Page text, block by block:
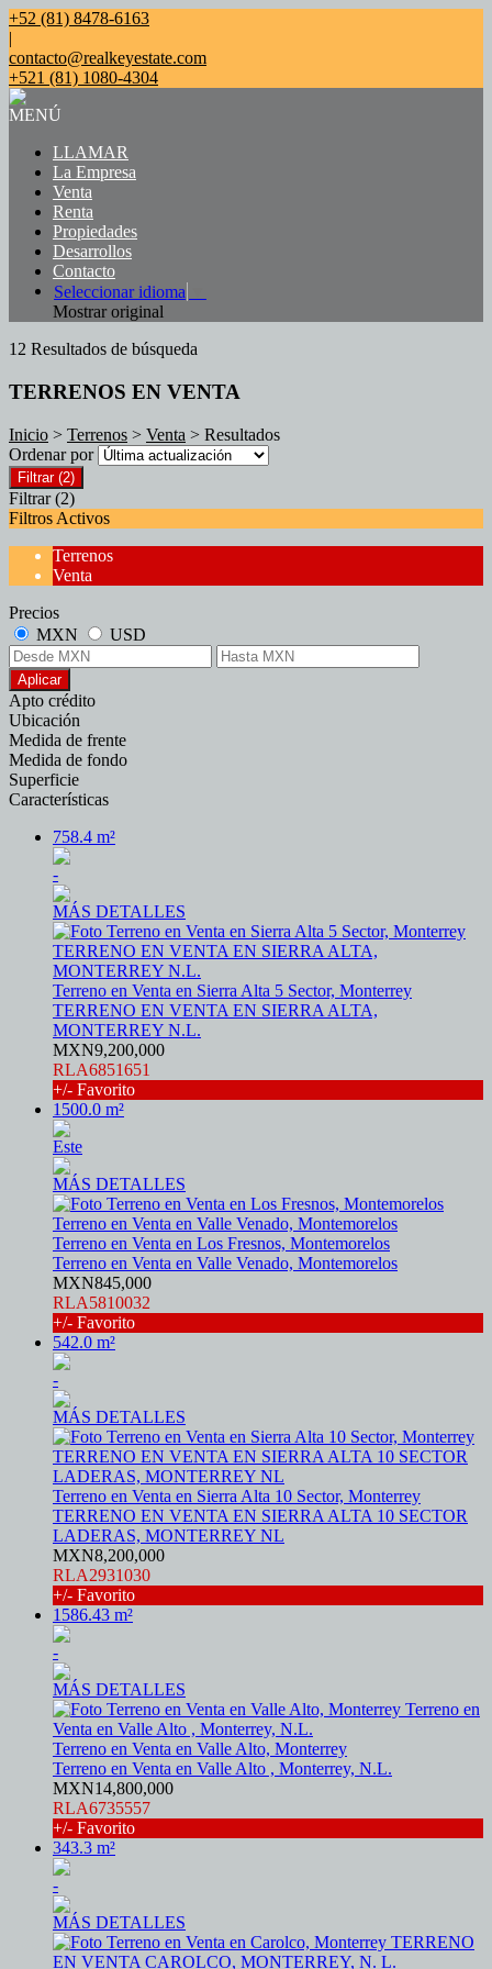
+52 (81) 8478-6163
|
contacto@realkeyestate.com
+521 (81) 1080-4304
MENÚ
LLAMAR
La Empresa
Venta
Renta
Propiedades
Desarrollos
Contacto
Seleccionar idioma
Mostrar original
12 Resultados de búsqueda
TERRENOS EN VENTA
Inicio > Terrenos > Venta > Resultados
Ordenar por
Filtrar (2)
Filtrar (2)
Filtros Activos
Terrenos
Venta
Precios
MXN
USD
Aplicar
Apto crédito
Ubicación
Medida de frente
Medida de fondo
Superficie
Características
758.4 m²
-
MÁS DETALLES
Terreno en Venta en Sierra Alta 5 Sector, Monterrey
TERRENO EN VENTA EN SIERRA ALTA,
MONTERREY N.L.
MXN9,200,000
RLA6851651
+/- Favorito
1500.0 m²
Este
MÁS DETALLES
Terreno en Venta en Los Fresnos, Montemorelos
Terreno en Venta en Valle Venado, Montemorelos
MXN845,000
RLA5810032
+/- Favorito
542.0 m²
-
MÁS DETALLES
Terreno en Venta en Sierra Alta 10 Sector, Monterrey
TERRENO EN VENTA EN SIERRA ALTA 10 SECTOR
LADERAS, MONTERREY NL
MXN8,200,000
RLA2931030
+/- Favorito
1586.43 m²
-
MÁS DETALLES
Terreno en Venta en Valle Alto, Monterrey
Terreno en Venta en Valle Alto , Monterrey, N.L.
MXN14,800,000
RLA6735557
+/- Favorito
343.3 m²
-
MÁS DETALLES